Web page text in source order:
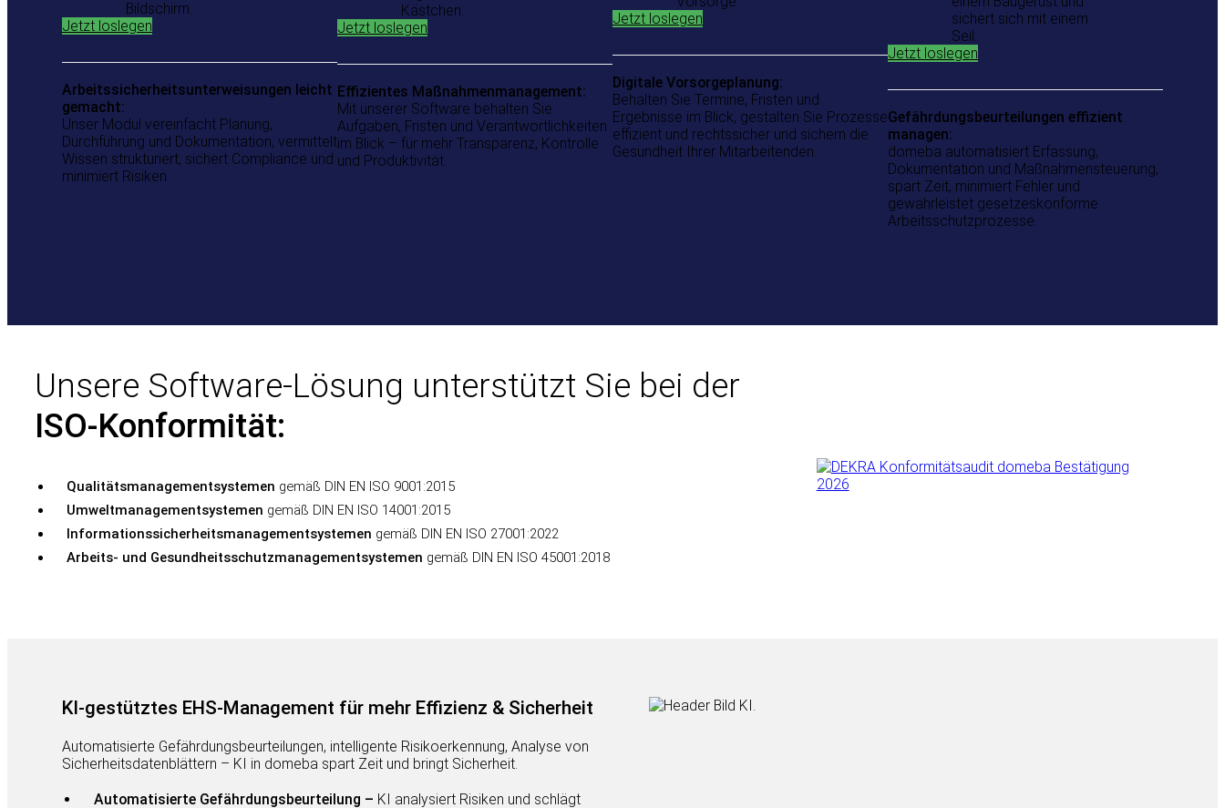
Jetzt loslegen
Arbeitssicherheitsunterweisungen leicht
gemacht:
Unser Modul vereinfacht Planung,
Durchführung und Dokumentation, vermittelt
Wissen strukturiert, sichert Compliance und
minimiert Risiken.
Jetzt loslegen
Effizientes Maßnahmenmanagement:
Mit unserer Software behalten Sie
Aufgaben, Fristen und Verantwortlichkeiten
im Blick – für mehr Transparenz, Kontrolle
und Produktivität.
Jetzt loslegen
Digitale Vorsorgeplanung:
Behalten Sie Termine, Fristen und
Ergebnisse im Blick, gestalten Sie Prozesse
effizient und rechtssicher und sichern die
Gesundheit Ihrer Mitarbeitenden.
Jetzt loslegen
Gefährdungsbeurteilungen effizient
managen:
domeba automatisiert Erfassung,
Dokumentation und Maßnahmensteuerung,
spart Zeit, minimiert Fehler und
gewährleistet gesetzeskonforme
Arbeitsschutzprozesse.
Unsere Software-Lösung unterstützt Sie bei der
ISO-Konformität:
Qualitätsmanagementsystemen gemäß DIN EN ISO 9001:2015
Umweltmanagementsystemen gemäß DIN EN ISO 14001:2015
Informationssicherheitsmanagementsystemen gemäß DIN EN ISO 27001:2022
Arbeits- und Gesundheitsschutzmanagementsystemen gemäß DIN EN ISO 45001:2018
KI-gestütztes EHS-Management für mehr Effizienz & Sicherheit
Automatisierte Gefährdungsbeurteilungen, intelligente Risikoerkennung, Analyse von
Sicherheitsdatenblättern – KI in domeba spart Zeit und bringt Sicherheit.
Automatisierte Gefährdungsbeurteilung – KI analysiert Risiken und schlägt